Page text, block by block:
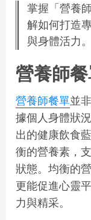
掌握「營養
解如何打造
與身體活力。
營養師
營養師餐單並
據個人身體狀
出的健康飲食
衡的營養素，
狀態。均衡的
更能促進心靈
力與精采。